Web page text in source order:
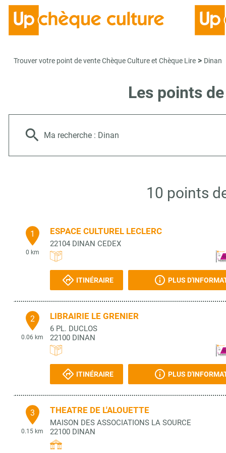
Trouver votre point de vente Chèque Culture et Chèque Lire > Dinan
Les points
Ma recherche : Dinan
10 points
1
0 km
ESPACE CULTUREL LECLERC
22104 DINAN CEDEX
ITINÉRAIRE PLUS
2
0.06 km
LIBRAIRIE LE GRENIER
6 PL. DUCLOS
22100 DINAN
ITINÉRAIRE PLUS
3
0.15 km
THEATRE DE L'ALOUETTE
MAISON DES ASSOCIATIONS LA SOURCE
22100 DINAN